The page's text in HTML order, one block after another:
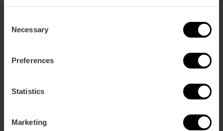
Selection
Necessary
Preferences
Statistics
Marketing